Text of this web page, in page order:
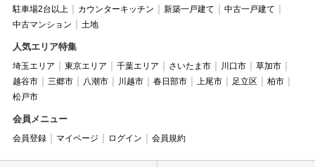
駐車場2台以上
カウンターキッチン 新築一戸建て
中古一戸建て
中古マンション
土地
人気エリア特集
埼玉エリア 東京エリア 千葉エリア さいたま市 川口市
草加市
越谷市
三郷市 八潮市 川越市 春日部市 上尾市 足立区
柏市
松戸市
会員メニュー
会員登録 マイページ ログイン 会員規約